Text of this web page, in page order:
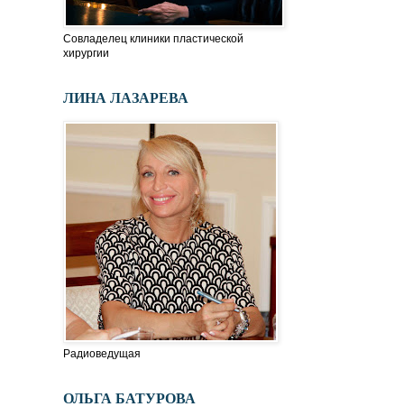
Совладелец клиники пластической
хирургии
ЛИНА ЛАЗАРЕВА
Радиоведущая
ОЛЬГА БАТУРОВА